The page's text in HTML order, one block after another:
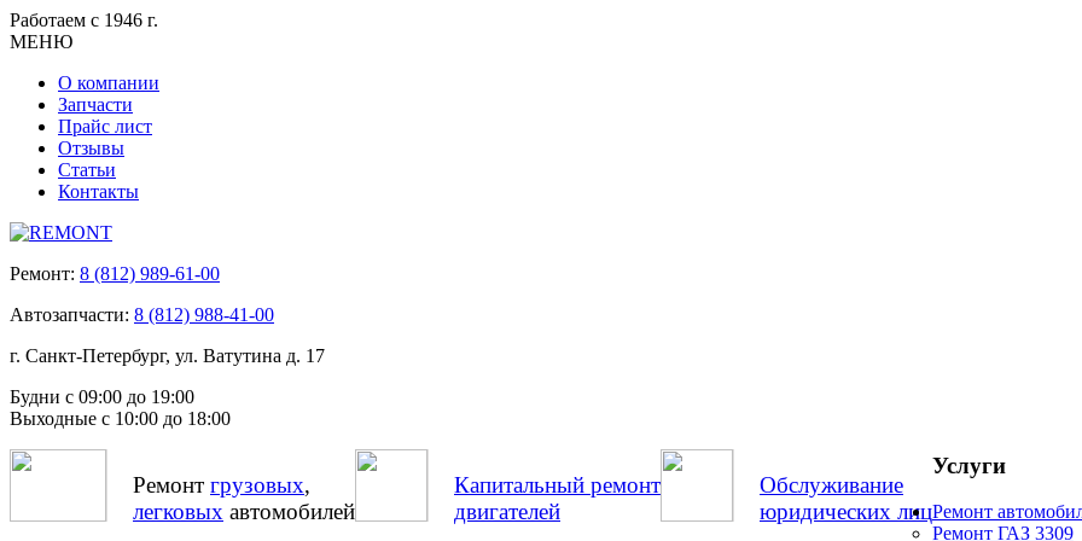
Работаем с 1946 г.
МЕНЮ
О компании
Запчасти
Прайс лист
Отзывы
Статьи
Контакты
Ремонт: 8 (812) 989-61-00
Автозапчасти: 8 (812) 988-41-00
г. Санкт-Петербург, ул. Ватутина д. 17
Будни с 09:00 до 19:00
Выходные с 10:00 до 18:00
Ремонт грузовых,
легковых автомобилей
Капитальный ремонт
двигателей
Обслуживание
юридических лиц
Услуги
Ремонт
Ремонт ГАЗ 3309